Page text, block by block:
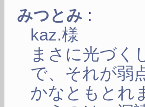
みつとみ :
kaz.様
まさに光づく
で、それが弱
かなともとれ